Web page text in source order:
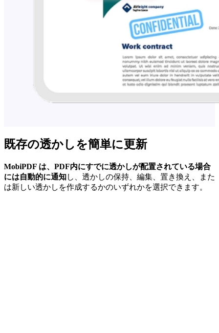
既存の透かしを簡単に更新
MobiPDF は、PDF内にすでに透かしが配置されている場合
には自動的に通知し、透かしの保持、編集、置き換え、また
は新しい透かしを作成するかのいずれかを選択できます。